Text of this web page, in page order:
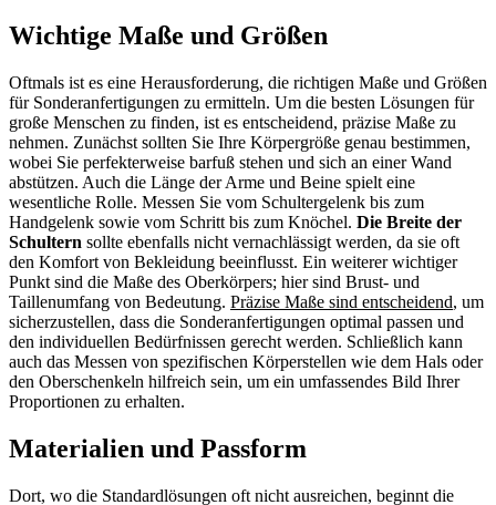
Wichtige Maße und Größen
Oftmals ist es eine Herausforderung, die richtigen Maße und Größen
für Sonderanfertigungen zu ermitteln. Um die besten Lösungen für
große Menschen zu finden, ist es entscheidend, präzise Maße zu
nehmen. Zunächst sollten Sie Ihre Körpergröße genau bestimmen,
wobei Sie perfekterweise barfuß stehen und sich an einer Wand
abstützen. Auch die Länge der Arme und Beine spielt eine
wesentliche Rolle. Messen Sie vom Schultergelenk bis zum
Handgelenk sowie vom Schritt bis zum Knöchel. Die Breite der
Schultern sollte ebenfalls nicht vernachlässigt werden, da sie oft
den Komfort von Bekleidung beeinflusst. Ein weiterer wichtiger
Punkt sind die Maße des Oberkörpers; hier sind Brust- und
Taillenumfang von Bedeutung. Präzise Maße sind entscheidend, um
sicherzustellen, dass die Sonderanfertigungen optimal passen und
den individuellen Bedürfnissen gerecht werden. Schließlich kann
auch das Messen von spezifischen Körperstellen wie dem Hals oder
den Oberschenkeln hilfreich sein, um ein umfassendes Bild Ihrer
Proportionen zu erhalten.
Materialien und Passform
Dort, wo die Standardlösungen oft nicht ausreichen, beginnt die